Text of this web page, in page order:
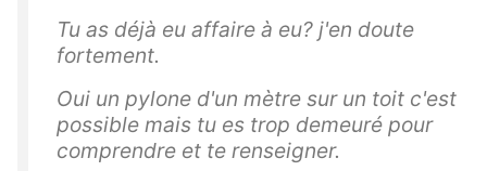
Tu as déjà eu affaire à eu? j'en doute
fortement.
Oui un pylone d'un mètre sur un toit c'est
possible mais tu es trop demeuré pour
comprendre et te renseigner.